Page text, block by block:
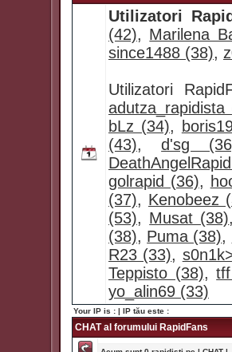
Utilizatori
(42), Marilena
since1488 (38),
Utilizatori
adutza_rapidista
bLz (34),
(43),d'sg
golrapid (36),
(37), Kenobeez
(53), Musat (38),
(38), Puma (38),
R23 (33),
Teppisto (38),
yo_alin69 (33)
Your IP is : | IP tău este :
CHAT al forumului RapidFans